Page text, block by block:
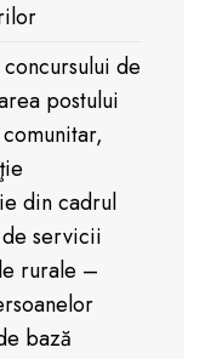
de
postului
din cadrul
servicii
rurale –
bază